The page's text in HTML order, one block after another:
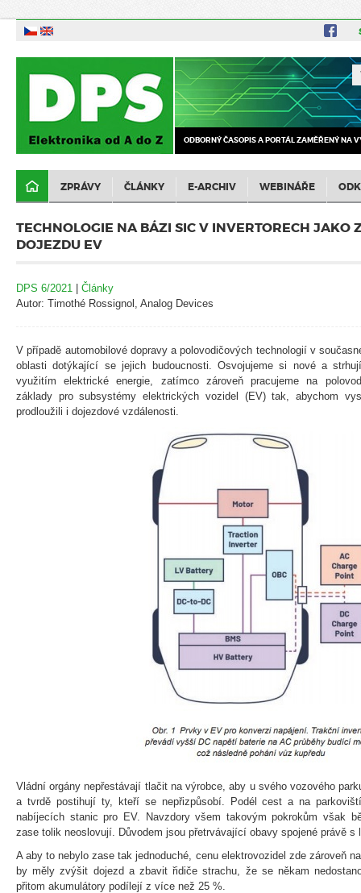
ODBORNÝ ČASOPIS A PORTÁL ZAMĚŘENÝ NA
ZPRÁVY ČLÁNKY E-ARCHIV WEBINÁŘE
TECHNOLOGIE NA BÁZI SIC V INVERTORECH JAKO
DOJEZDU EV
DPS 6/2021 | Články
Autor: Timothé Rossignol, Analog Devices
V případě automobilové dopravy a polovodičových technologií v
oblasti dotýkající se jejich budoucnosti. Osvojujeme si nové a
využitím elektrické energie, zatímco zároveň pracujeme na
základy pro subsystémy elektrických vozidel (EV) tak, abychom
prodloužili i dojezdové vzdálenosti.
Vládní orgány nepřestávají tlačit na výrobce, aby u svého vozového
a tvrdě postihují ty, kteří se nepřizpůsobí. Podél cest a na
nabíjecích stanic pro EV. Navzdory všem takovým pokrokům však
zase tolik neoslovují. Důvodem jsou přetrvávající obavy spojené právě s
A aby to nebylo zase tak jednoduché, cenu elektrovozidel zde zároveň
by měly zvýšit dojezd a zbavit řidiče strachu, že se někam
přitom akumulátory podílejí z více než 25 %.